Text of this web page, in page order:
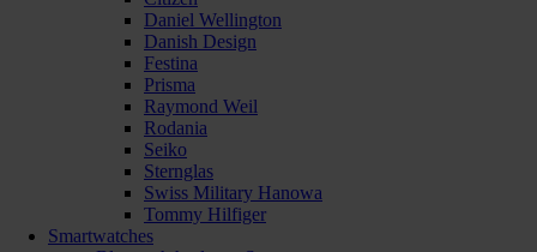
Daniel Wellington
Danish Design
Festina
Prisma
Raymond Weil
Rodania
Seiko
Sternglas
Swiss Military Hanowa
Tommy Hilfiger
Smartwatches